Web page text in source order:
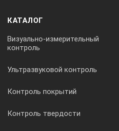
КАТАЛОГ
Визуально-измерительный
контроль
Ультразвуковой контроль
Контроль покрытий
Контроль твердости